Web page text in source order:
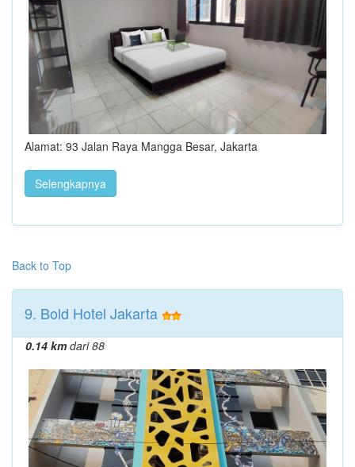
Alamat: 93 Jalan Raya Mangga Besar, Jakarta
Selengkapnya
Back to Top
9. Bold Hotel Jakarta
0.14 kmdari 88